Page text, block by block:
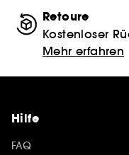
Retoure
Kostenloser
Mehr erfahren
Hilfe
FAQ